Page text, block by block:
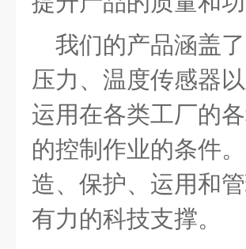
我们的产品涵盖
压力、温度传感器
运用在各类工厂的
的控制作业的条件
造、保护、运用和
有力的科技支撑。